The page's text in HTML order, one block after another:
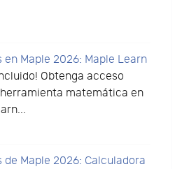
en Maple 2026: Maple Learn
Obtenga acceso
matemática en
de Maple 2026: Calculadora